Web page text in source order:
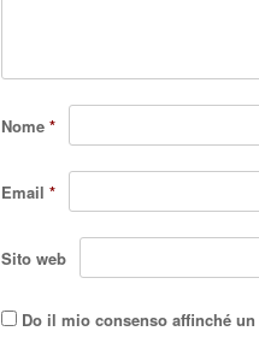
Nome *
Email *
Sito web
Do il mio consenso affinché